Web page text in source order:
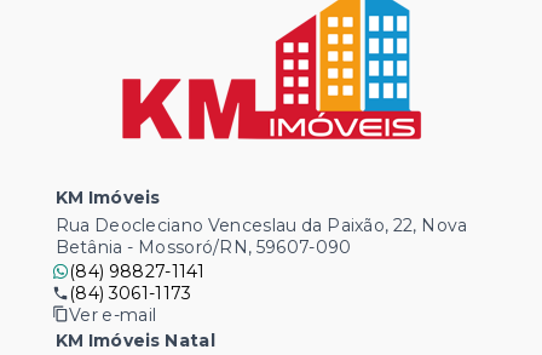
KM Imóveis
Rua Deocleciano Venceslau da Paixão, 22, Nova
Betânia - Mossoró/RN, 59607-090
(84) 98827-1141
(84) 3061-1173
Ver e-mail
KM Imóveis Natal